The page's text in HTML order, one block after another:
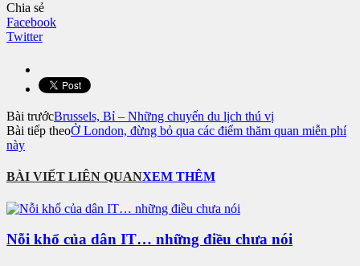
Chia sẻ
Facebook
Twitter
Bài trướcBrussels, Bỉ – Những chuyến du lịch thú vị
Bài tiếp theoỞ London, đừng bỏ qua các điểm thăm quan miễn phí
này
BÀI VIẾT LIÊN QUANXEM THÊM
Nỗi khổ của dân IT… những điều chưa nói